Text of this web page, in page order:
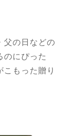
父の日などの
のにぴった
こもった贈り